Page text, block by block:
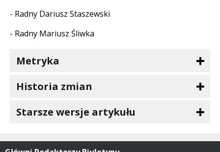
- Radny Dariusz Staszewski
- Radny Mariusz Śliwka
Metryka
Historia zmian
Starsze wersje artykułu